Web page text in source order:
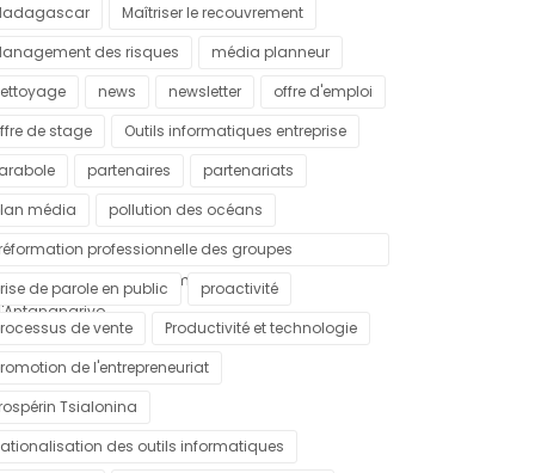
Maîtriser le recouvrement
des risques
média planneur
news newsletter
offre d'emploi
de stage
Outils informatiques entreprise
partenaires
partenariats
média
pollution des océans
professionnelle des groupes
vulnérables dans la commune urbaine
de parole en public
proactivité
de vente
Productivité et technologie
de l'entrepreneuriat
Tsialonina
des outils informatiques